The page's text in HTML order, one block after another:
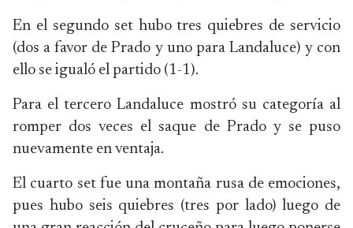
En el segundo set hubo tres quiebres de servicio
(dos a favor de Prado y uno para Landaluce) y con
ello se igualó el partido (1-1).
Para el tercero Landaluce mostró su categoría al
romper dos veces el saque de Prado y se puso
nuevamente en ventaja.
El cuarto set fue una montaña rusa de emociones,
pues hubo seis quiebres (tres por lado) luego de